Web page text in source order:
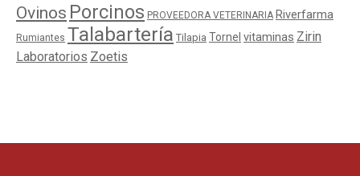
Ovinos Porcinos PROVEEDORA VETERINARIA Riverfarma
Rumiantes Talabartería Tilapia Tornel vitaminas Zirin
Laboratorios Zoetis